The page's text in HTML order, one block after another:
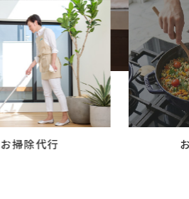
ご案内
お知らせ
家事スタッフ募集
働く仲間インタビュー
お掃除代行